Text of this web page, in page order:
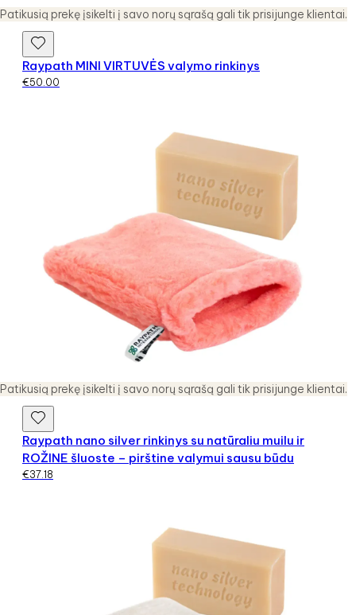
Patikusią prekę įsikelti į savo norų sąrašą gali tik prisijunge klientai.
Patikusią prekę įsikelti į savo norų sąrašą gali tik prisijunge klientai.
Raypath MINI VIRTUVĖS valymo rinkinys
€50.00
Raypath nano silver rinkinys su natūraliu muilu ir
ROŽINE šluoste – pirštine valymui sausu būdu
€37.18